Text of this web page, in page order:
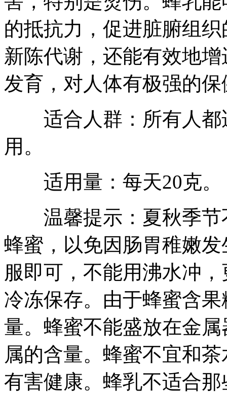
的抵抗力，促进脏腑组
新陈代谢，还能有效地
发育，对人体有极强的
适合人群：所有人都
用。
适用量：每天20克。
温馨提示：夏秋季节
蜂蜜，以免因肠胃稚嫩
服即可，不能用沸水冲
冷冻保存。由于蜂蜜含
量。蜂蜜不能盛放在金
属的含量。蜂蜜不宜和
有害健康。蜂乳不适合